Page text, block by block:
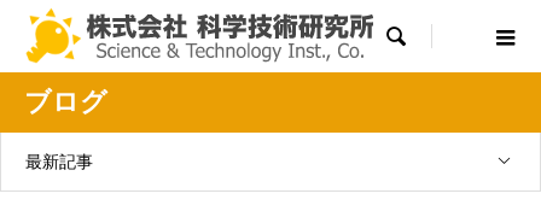

ブログ
最新記事